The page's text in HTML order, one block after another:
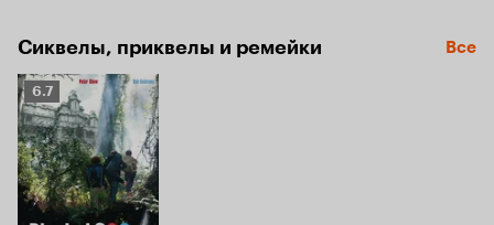
Сиквелы, приквелы и ремейки Все
Рейтинг
Кинопоиска
6.7
6.7